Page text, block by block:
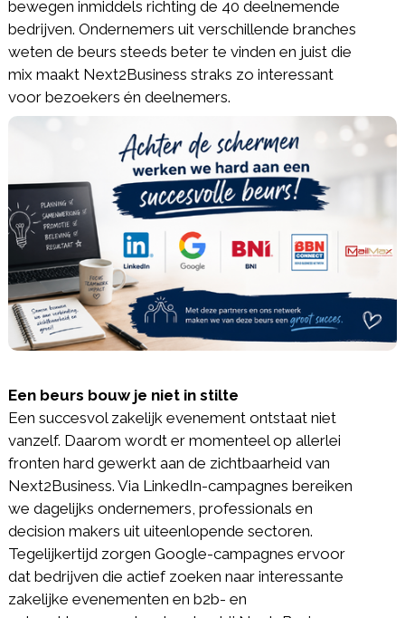
bewegen inmiddels richting de 40 deelnemende
bedrijven. Ondernemers uit verschillende branches
weten de beurs steeds beter te vinden en juist die
mix maakt Next2Business straks zo interessant
voor bezoekers én deelnemers.
Een beurs bouw je niet in stilte
Een succesvol zakelijk evenement ontstaat niet
vanzelf. Daarom wordt er momenteel op allerlei
fronten hard gewerkt aan de zichtbaarheid van
Next2Business. Via LinkedIn-campagnes bereiken
we dagelijks ondernemers, professionals en
decision makers uit uiteenlopende sectoren.
Tegelijkertijd zorgen Google-campagnes ervoor
dat bedrijven die actief zoeken naar interessante
zakelijke evenementen en b2b- en